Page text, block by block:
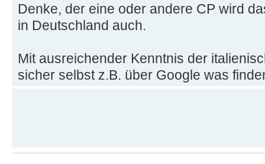
Denke, der eine oder andere CP wird
in Deutschland auch.
Mit ausreichender Kenntnis der
sicher selbst z.B. über Google was